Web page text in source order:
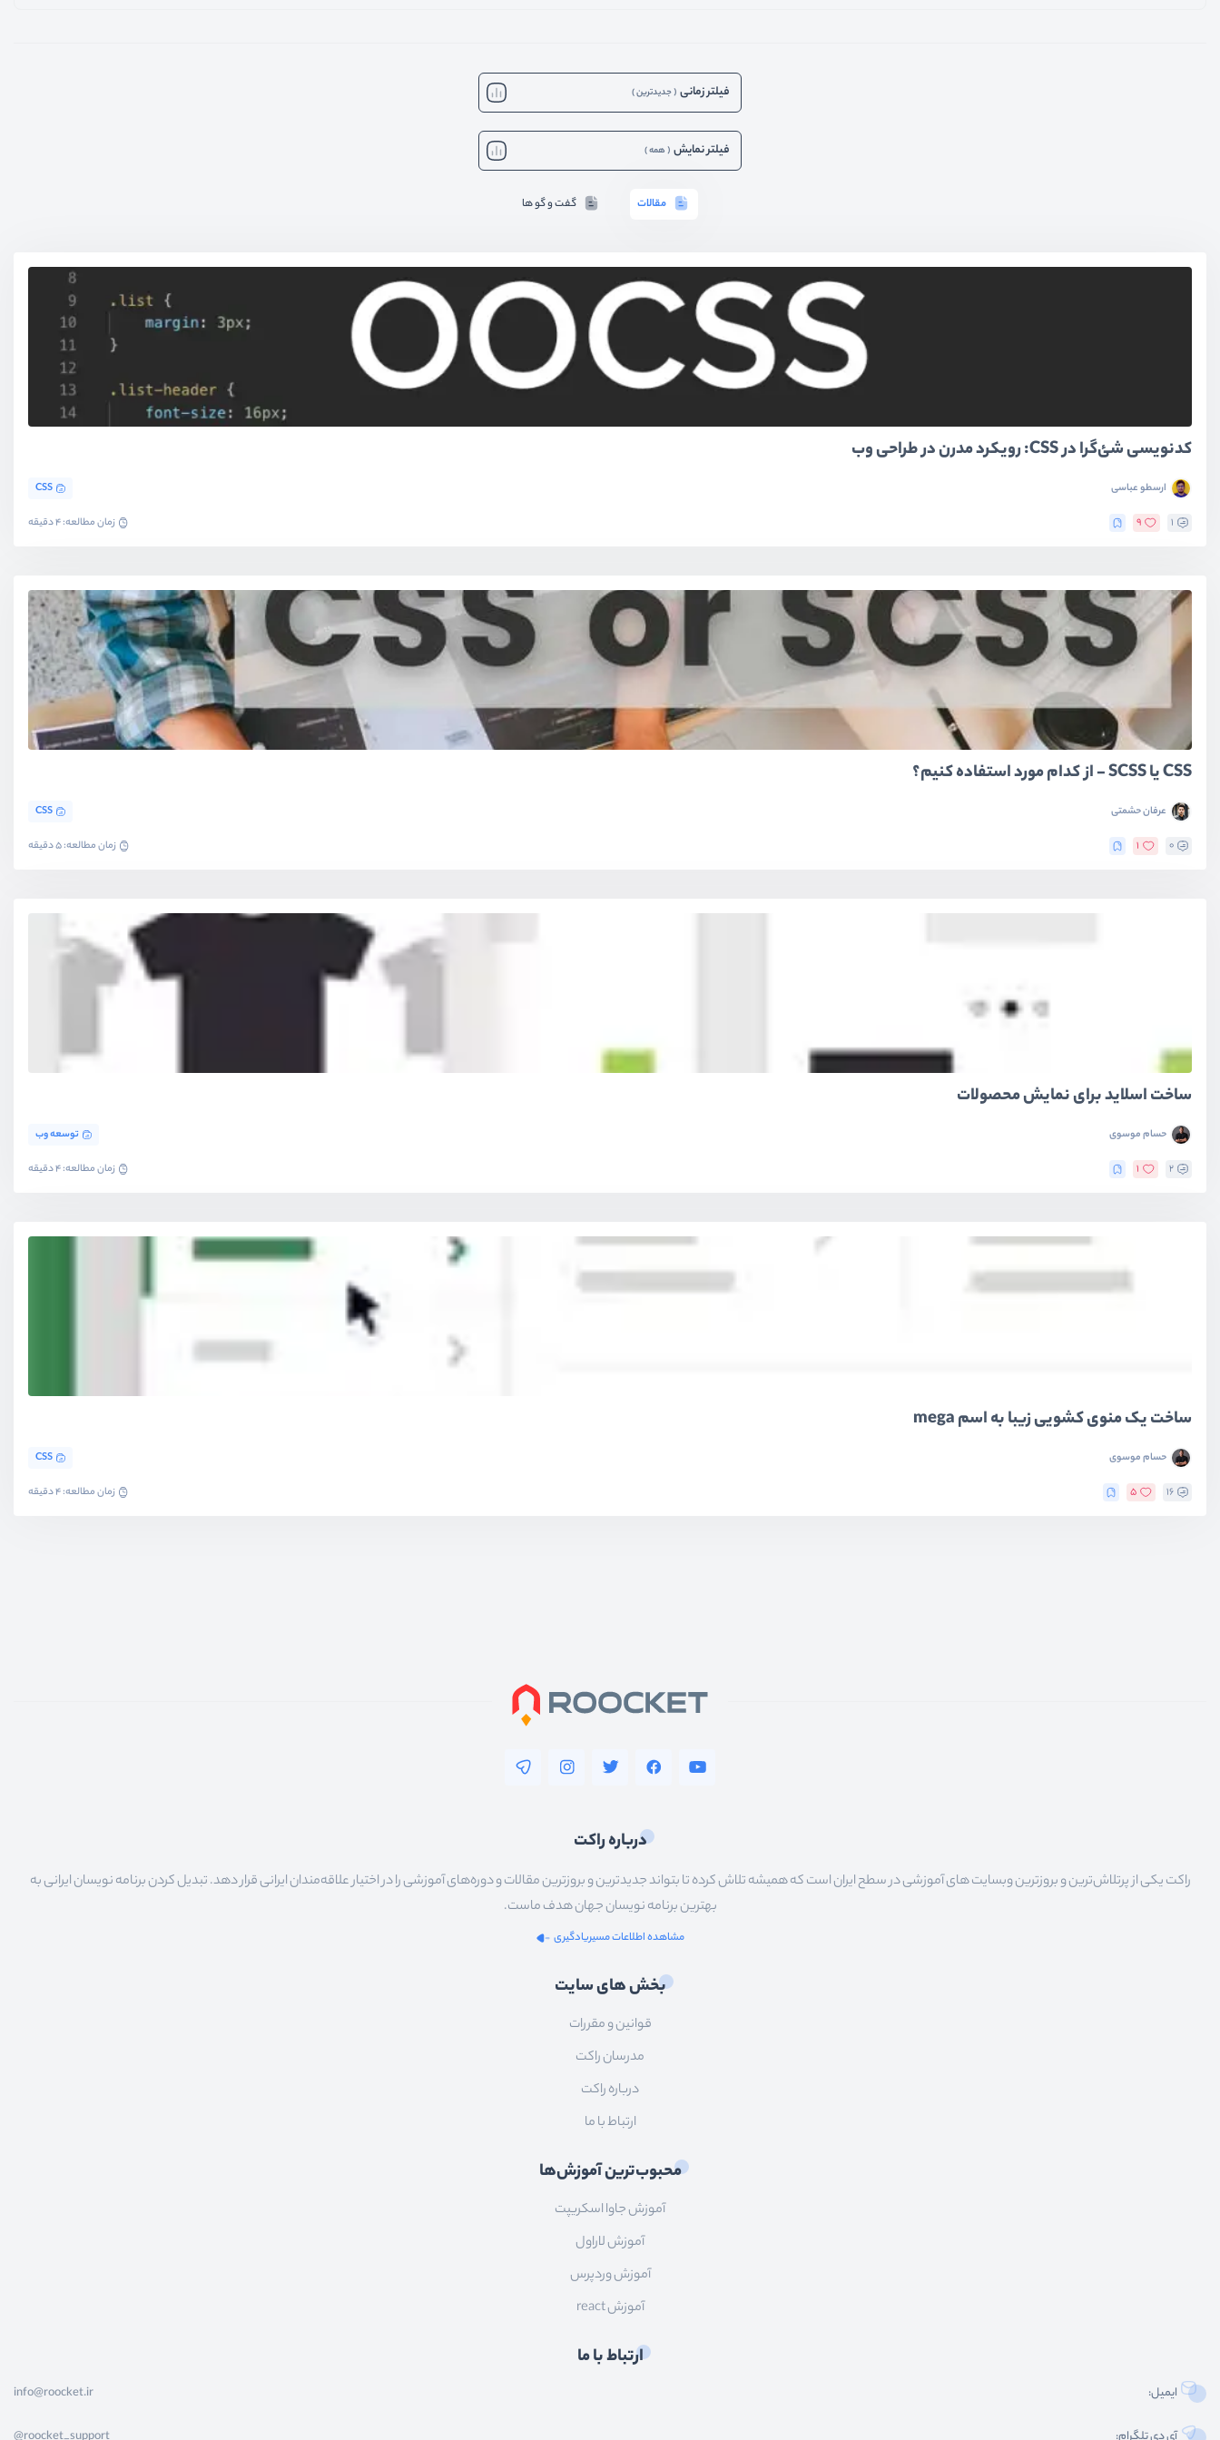
مقالات گفت و گو ها
فیلتر زمانی (جدیدترین)
فیلتر نمایش (همه)
کدنویسی شئ‌گرا در CSS: رویکرد مدرن در طراحی وب
ارسطو عباسی CSS
1
9 زمان مطالعه: 4 دقیقه
CSS یا SCSS - از کدام مورد استفاده کنیم؟
عرفان حشمتی CSS
0
1 زمان مطالعه: 5 دقیقه
ساخت اسلاید برای نمایش محصولات
حسام موسوی توسعه وب
2
1 زمان مطالعه: 4 دقیقه
ساخت یک منوی کشویی زیبا به اسم mega
حسام موسوی CSS
16
5 زمان مطالعه: 4 دقیقه
درباره راکت
راکت یکی از پرتلاش‌ترین و بروزترین وبسایت های آموزشی در سطح ایران است که همیشه تلاش کرده تا بتواند جدیدترین و بروزترین مقالات و دوره‌های آموزشی را در اختیار علاقه‌مندان ایرانی قرار دهد. تبدیل کردن برنامه نویسان ایرانی به
بهترین برنامه نویسان جهان هدف ماست.
مشاهده اطلاعات مسیریادگیری
بخش های سایت
قوانین و مقررات
مدرسان راکت
درباره راکت
ارتباط با ما
محبوب‌ترین آموزش‌ها
آموزش جاوا اسکریپت
آموزش لاراول
آموزش وردپرس
آموزش react
ارتباط با ما
ایمیل: info@roocket.ir